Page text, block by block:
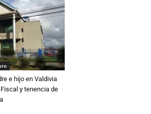
e hijo en Valdivia
y tenencia de